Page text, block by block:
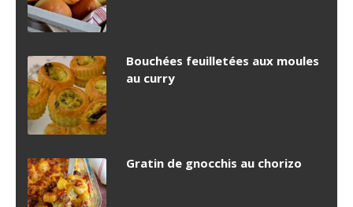
Bouchées feuilletées aux moules
au curry
Gratin de gnocchis au chorizo